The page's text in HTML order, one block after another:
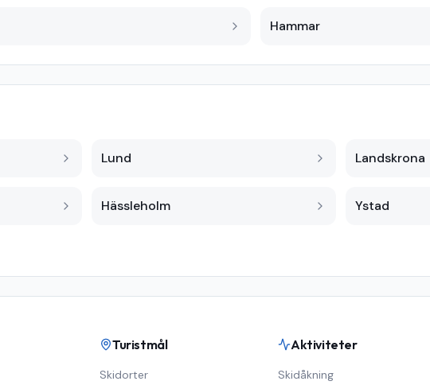
Hammar
Lund Landskrona
Hässleholm Ystad
Turistmål
Skidorter
Aktiviteter
Skidåkning